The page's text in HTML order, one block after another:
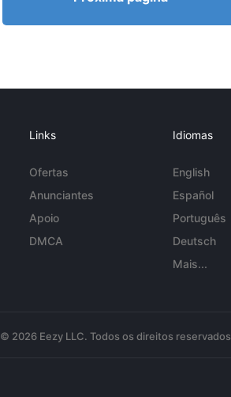
Links
Ofertas
Anunciantes
Apoio
DMCA
Idiomas
English
Español
Português
Deutsch
Mais...
© 2026 Eezy LLC. Todos os direitos reservados